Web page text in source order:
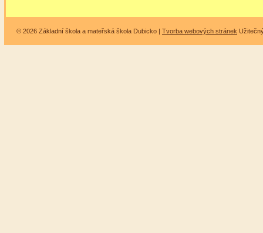
© 2026 Základní škola a mateřská škola Dubicko | Tvorba webových stránek